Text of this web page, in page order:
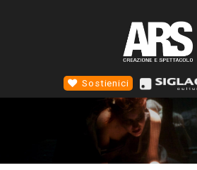
Sostienici